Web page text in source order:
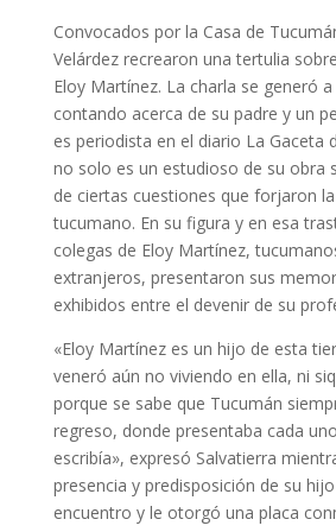
Convocados por la Casa de
Velárdez recrearon una tertulia
Eloy Martínez. La charla se generó
contando acerca de su padre y un
es periodista en el diario La Gaceta
no solo es un estudioso de su obra
de ciertas cuestiones que forjaron
tucumano. En su figura y en esa
colegas de Eloy Martínez,
extranjeros, presentaron sus
exhibidos entre el devenir de su
«Eloy Martínez es un hijo de esta
veneró aún no viviendo en ella, ni
porque se sabe que Tucumán
regreso, donde presentaba cada
escribía», expresó Salvatierra
presencia y predisposición de su
encuentro y le otorgó una placa